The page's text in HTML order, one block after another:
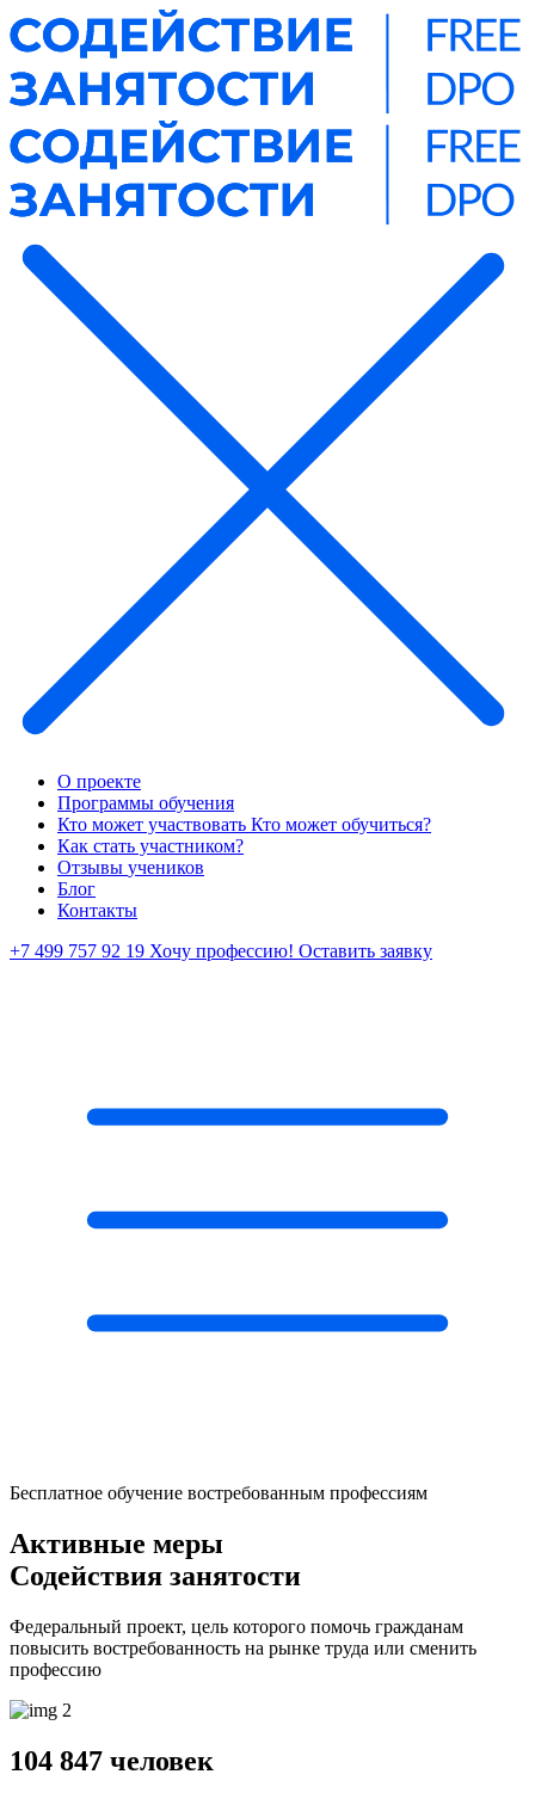
О проекте
Программы обучения
Кто может участвовать Кто может обучиться?
Как стать участником?
Отзывы учеников
Блог
Контакты
+7 499 757 92 19 Хочу профессию! Оставить заявку
Бесплатное обучение востребованным профессиям
Активные меры
Содействия занятости
Федеральный проект, цель которого помочь гражданам
повысить востребованность на рынке труда или сменить
профессию
104 847 человек